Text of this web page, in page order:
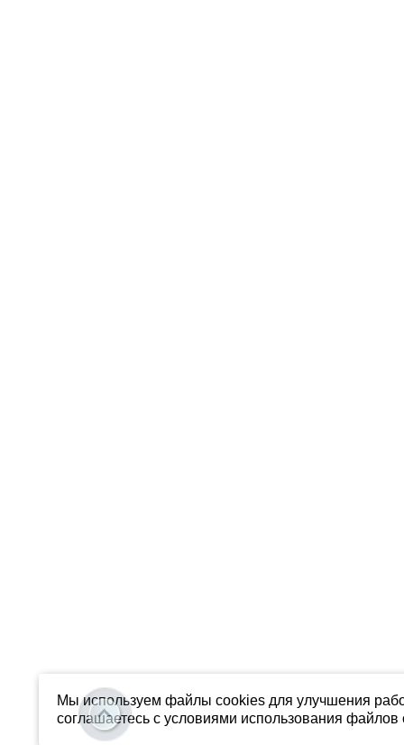
Мы используем файлы cookies для улучшения
соглашаетесь с условиями использования файлов